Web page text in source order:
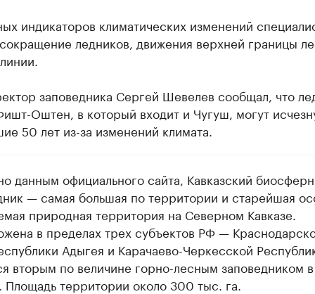
индикаторов климатических изменений
ледников, движения верхней границы
заповедника Сергей Шевелев сообщал, что
Оштен, в который входит и Чугуш, могут
50 лет из-за изменений климата.
данным официального сайта, Кавказский
— самая большая по территории и старейшая
природная территория на Северном Кавказе.
в пределах трех субъектов РФ —
Адыгея и Карачаево-Черкесской
вторым по величине горно-лесным заповедником в
Площадь территории около 300 тыс. га.